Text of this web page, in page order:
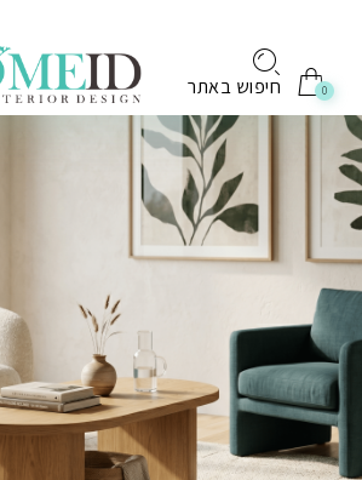
חיפוש באתר 0